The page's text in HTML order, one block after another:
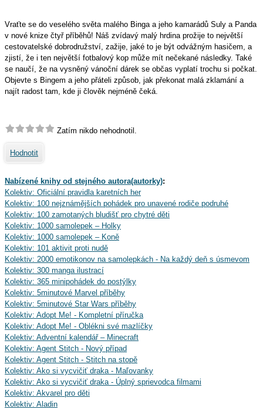
Vraťte se do veselého světa malého Binga a jeho kamarádů Suly a Panda
v nové knize čtyř příběhů! Náš zvídavý malý hrdina prožije to největší
cestovatelské dobrodružství, zažije, jaké to je být odvážným hasičem, a
zjistí, že i ten největší fotbalový kop může mít nečekané následky. Také
se naučí, že na vysněný vánoční dárek se občas vyplatí trochu si počkat.
Objevte s Bingem a jeho přáteli způsob, jak překonat malá zklamání a
najít radost tam, kde ji člověk nejméně čeká.
Zatím nikdo nehodnotil.
Hodnotit
Nabízené knihy od stejného autora(autorky):
Kolektiv: Oficiální pravidla karetních her
Kolektiv: 100 nejznámějších pohádek pro unavené rodiče podruhé
Kolektiv: 100 zamotaných bludišť pro chytré děti
Kolektiv: 1000 samolepek – Holky
Kolektiv: 1000 samolepek – Koně
Kolektiv: 101 aktivit proti nudě
Kolektiv: 2000 emotikonov na samolepkách - Na každý deň s úsmevom
Kolektiv: 300 manga ilustrací
Kolektiv: 365 minipohádek do postýlky
Kolektiv: 5minutové Marvel příběhy
Kolektiv: 5minutové Star Wars příběhy
Kolektiv: Adopt Me! - Kompletní příručka
Kolektiv: Adopt Me! - Oblékni své mazlíčky
Kolektiv: Adventní kalendář – Minecraft
Kolektiv: Agent Stitch - Nový případ
Kolektiv: Agent Stitch - Stitch na stopě
Kolektiv: Ako si vycvičiť draka - Maľovanky
Kolektiv: Ako si vycvičiť draka - Úplný sprievodca filmami
Kolektiv: Akvarel pro děti
Kolektiv: Aladin